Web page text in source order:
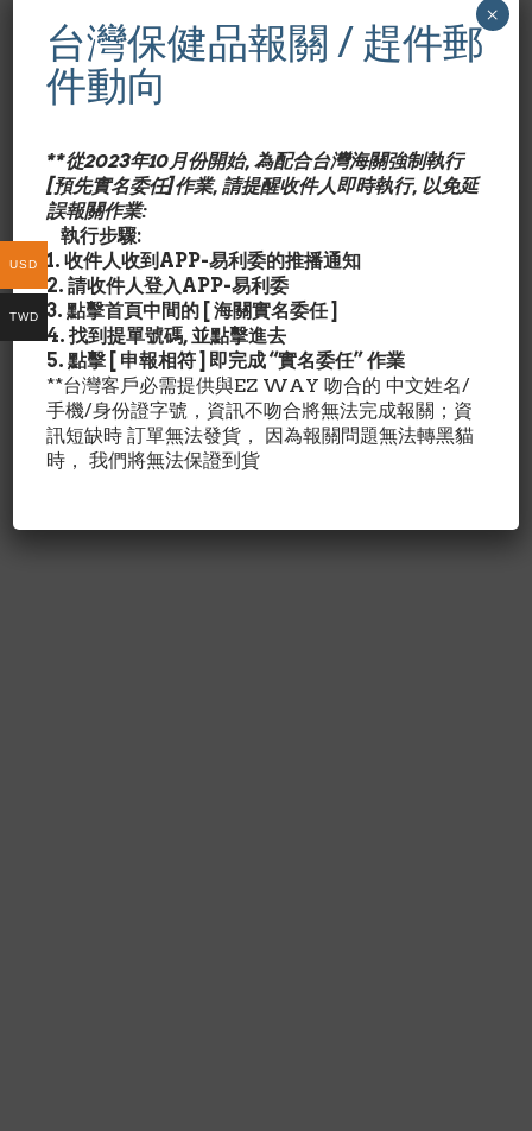
酵素500 mg 60膠囊
$39.95
Original
price
was:
$ 30.69Current
酵素 抗敏配方
Quercetin &
Bromelain 250膠囊
台灣保健品報關 / 趕件郵
件動向
**從2023年10月份開始, 為配合台灣海關強制執行
[預先實名委任]作業, 請提醒收件人即時執行, 以免延
誤報關作業:
執行步驟:
1. 收件人收到APP-易利委的推播通知
2. 請收件人登入APP-易利委
3. 點擊首頁中間的 [ 海關實名委任 ]
4. 找到提單號碼, 並點擊進去
5. 點擊 [ 申報相符 ] 即完成 “實名委任” 作業
**台灣客戶必需提供與EZ WAY 吻合的 中文姓名/
手機/身份證字號，資訊不吻合將無法完成報關；資
訊短缺時 訂單無法發貨， 因為報關問題無法轉黑貓
時， 我們將無法保證到貨
×
USD
TWD